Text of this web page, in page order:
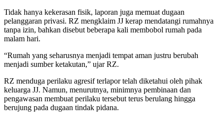
Tidak hanya kekerasan fisik, laporan juga memuat dugaan
pelanggaran privasi. RZ mengklaim JJ kerap mendatangi rumahnya
tanpa izin, bahkan disebut beberapa kali membobol rumah pada
malam hari.
“Rumah yang seharusnya menjadi tempat aman justru berubah
menjadi sumber ketakutan,” ujar RZ.
RZ menduga perilaku agresif terlapor telah diketahui oleh pihak
keluarga JJ. Namun, menurutnya, minimnya pembinaan dan
pengawasan membuat perilaku tersebut terus berulang hingga
berujung pada dugaan tindak pidana.